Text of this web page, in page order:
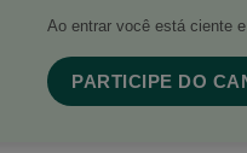
Ao entrar você está ciente
PARTICIPE DO